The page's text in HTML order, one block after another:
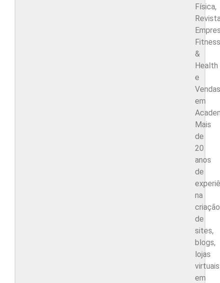
Física,
Fitness
&
Health
e
Vendas
em
Mais
de
20
anos
de
na
criação
de
sites,
blogs,
lojas
virtuais
em